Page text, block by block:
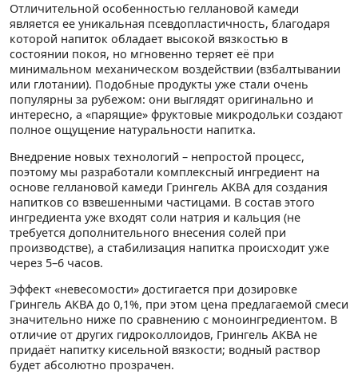
Отличительной особенностью геллановой камеди
является ее уникальная псевдопластичность, благодаря
которой напиток обладает высокой вязкостью в
состоянии покоя, но мгновенно теряет её при
минимальном механическом воздействии (взбалтывании
или глотании). Подобные продукты уже стали очень
популярны за рубежом: они выглядят оригинально и
интересно, а «парящие» фруктовые микродольки создают
полное ощущение натуральности напитка.
Внедрение новых технологий – непростой процесс,
поэтому мы разработали комплексный ингредиент на
основе геллановой камеди Грингель АКВА для создания
напитков со взвешенными частицами. В состав этого
ингредиента уже входят соли натрия и кальция (не
требуется дополнительного внесения солей при
производстве), а стабилизация напитка происходит уже
через 5–6 часов.
Эффект «невесомости» достигается при дозировке
Грингель АКВА до 0,1%, при этом цена предлагаемой смеси
значительно ниже по сравнению с моноингредиентом. В
отличие от других гидроколлоидов, Грингель АКВА не
придаёт напитку кисельной вязкости; водный раствор
будет абсолютно прозрачен.